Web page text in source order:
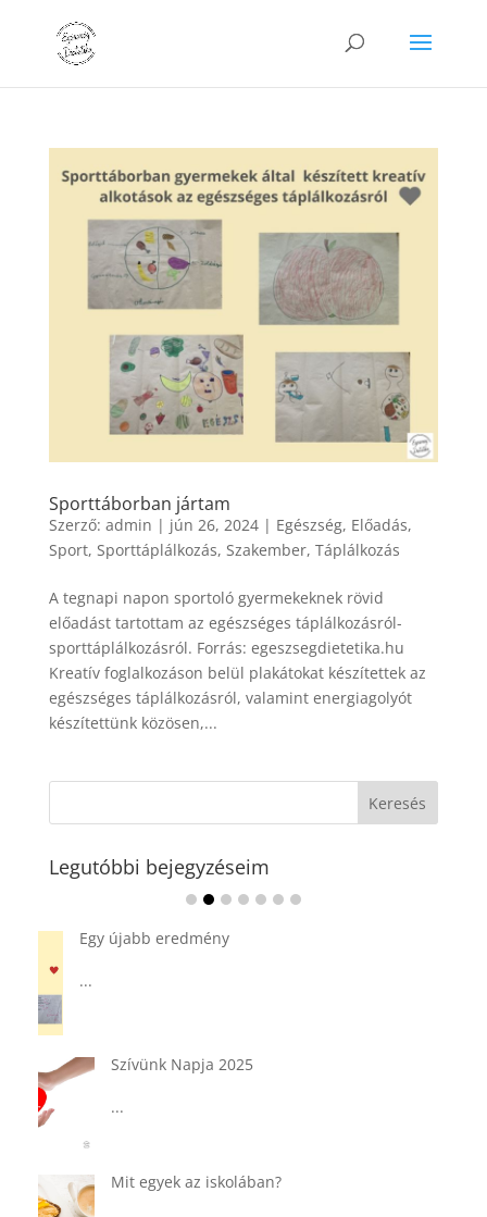
Sporttáborban jártam
Szerző: admin | jún 26, 2024| Egészség, Előadás,
Sport, Sporttáplálkozás, Szakember, Táplálkozás
A tegnapi napon sportoló gyermekeknek rövid
előadást tartottam az egészséges táplálkozásról-
sporttáplálkozásról. Forrás: egeszsegdietetika.hu
Kreatív foglalkozáson belül plakátokat készítettek az
egészséges táplálkozásról, valamint energiagolyót
készítettünk közösen,...
Legutóbbi bejegyzéseim
Ádvent 1. vasárnapja🌟
Tárkonyos csirkeragu leves